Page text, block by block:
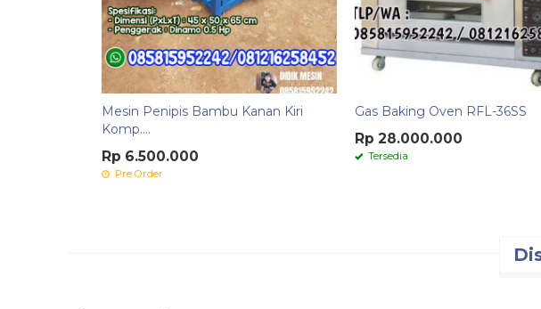
Mesin Penipis Bambu Kanan Kiri
Komp....
Rp 6.500.000
Pre Order
Gas Baking Oven RFL-36SS
Rp 28.000.000
Tersedia